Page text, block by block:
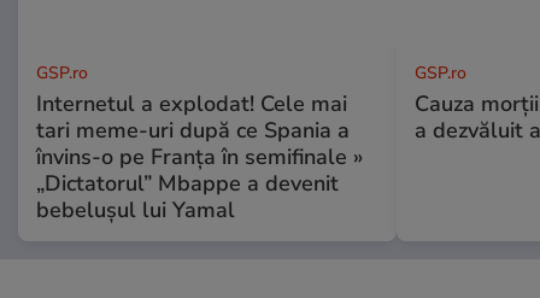
GSP.ro
Internetul a explodat! Cele mai
tari meme-uri după ce Spania a
învins-o pe Franța în semifinale »
„Dictatorul” Mbappe a devenit
bebelușul lui Yamal
GSP.ro
Cauza
a dezvăluit